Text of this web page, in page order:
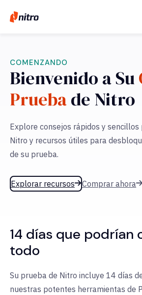
COMENZANDO
Bienvenido a Su
Pruebade Nitro
Explore consejos rápidos y sencillos
Nitro y recursos útiles para
de su prueba.
Explorar recursos Comprar ahora
14 días que podrían
todo
Su prueba de Nitro incluye 14 días
nuestras potentes herramientas de